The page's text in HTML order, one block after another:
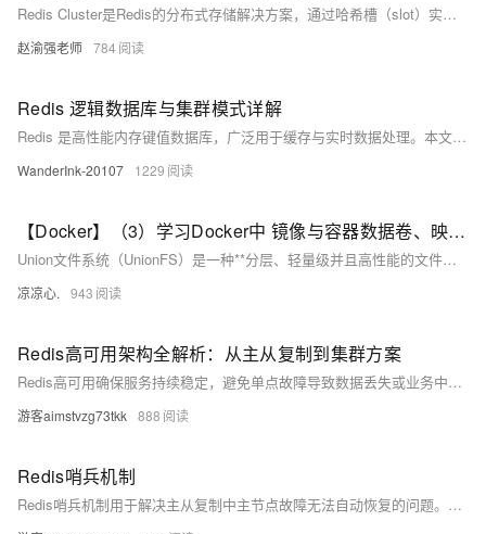
Redis Cluster是Redis的分布式存储解决方案，通过哈希槽（slot）实现数据分片，支持水平扩展，具备高可用性和负载均衡能力，适用于大规模数据场景。
赵渝强老师 784
Redis 逻辑数据库与集群模式详解
Redis 是高性能内存键值数据库，广泛用于缓存与实时数据处理。本文深入解析 Redis 逻辑数据库与集群模式：逻辑数据库提供16个独立存储空间，适合小规模隔离；集群模式通过分布式架构支持高并发和大数据量，但仅支持 database 0。文章对比两者特性，讲解配置与实践注意事项，并探讨持久化及性能优化策略，助你根据需求选择最佳方案。
WanderInk-20107 1229
【Docker】（3）学习Docker中 镜像与容器数据卷、映射关系！手把手带你安装 MySql主从同步 和 Redis三主三从集群！并且进行主从切换与扩容操作，还有分析 哈希分区 等知识点！
Union文件系统（UnionFS）是一种**分层、轻量级并且高性能的文件系统**，它支持对文件系统的修改作为一次提交来一层层的叠加，同时可以将不同目录挂载到同一个虚拟文件系统下(unite several directories into a single virtual filesystem) Union 文件系统是 Docker 镜像的基础。 镜像可以通过分层来进行继承，基于基础镜像（没有父镜像），可以制作各种具体的应用镜像。
凉凉心. 943
Redis高可用架构全解析：从主从复制到集群方案
Redis高可用确保服务持续稳定，避免单点故障导致数据丢失或业务中断。通过主从复制实现数据冗余，哨兵模式支持自动故障转移，Cluster集群则提供分布式数据分片与水平扩展，三者层层递进，保障读写分离、容灾切换与大规模数据存储，构建高性能、高可靠的Redis架构体系。
游客aimstvzg73tkk 888
Redis哨兵机制
Redis哨兵机制用于解决主从复制中主节点故障无法自动恢复的问题。通过独立进程监控主节点状态，在主节点宕机时，多个哨兵协作选举新主节点并完成故障转移，实现高可用性。哨兵机制具备监控、故障转移和通知功能，支持自动切换主从关系，但无法提升存储容量和完全避免数据丢失。